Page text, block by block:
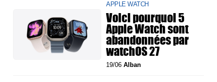
APPLE WATCH
Voici pourquoi 5
Apple Watch sont
abandonnées par
watchOS 27
19/06Alban